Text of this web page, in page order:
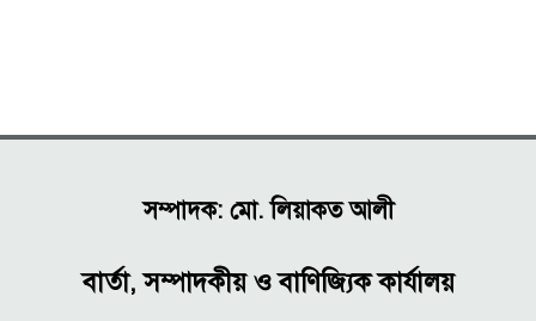
সম্পাদক: মো. লিয়াকত আলী
বার্তা, সম্পাদকীয় ও বাণিজ্যিক কার্যালয়